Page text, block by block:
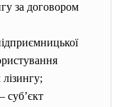
за договором
– суб’єкт